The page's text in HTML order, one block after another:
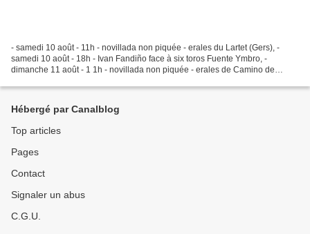
- samedi 10 août - 11h - novillada non piquée - erales du Lartet (Gers), -
samedi 10 août - 18h - Ivan Fandiño face à six toros Fuente Ymbro, -
dimanche 11 août - 1 1h - novillada non piquée - erales de Camino de
Hébergé par Canalblog
Top articles
Pages
Contact
Signaler un abus
C.G.U.